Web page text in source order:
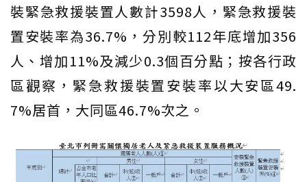
裝緊急救援裝置人數計3598人，緊急救援裝
置安裝率為36.7%，分別較112年底增加356
人、增加11%及減少0.3個百分點；按各行政
區觀察，緊急救援裝置安裝率以大安區49.
7%居首，大同區46.7%次之。